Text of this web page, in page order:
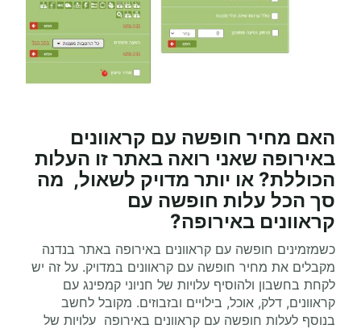
האם מחיר חופשה עם קראוונים
באירופה שאני רואה באתר זו העלות
הכוללת? או יותר מדויק לשאול, מה
סך הכל עלות חופשה עם
קראוונים באירופה?
כשמזמינים חופשה עם קראוונים באירופה באתר בנדנה
מקבלים את מחיר חופשה עם קראוונים במדויק. על זה יש
לקחת בחשבון ולהוסיף עלויות של חניוני קמפינג עם
קראוונים, דלק, אוכל, בילויים ובזבוזים. מקובל לחשב
בנוסף לעלות חופשה עם קראוונים באירופה עלויות של